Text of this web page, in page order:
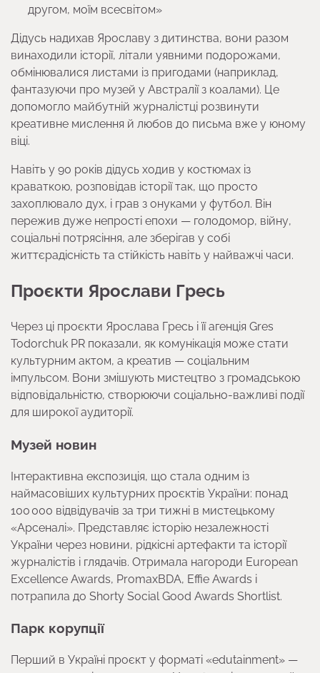
другом, моїм всесвітом»
Дідусь надихав Ярославу з дитинства, вони разом
винаходили історії, літали уявними подорожами,
обмінювалися листами із пригодами (наприклад,
фантазуючи про музей у Австралії з коалами). Це
допомогло майбутній журналістці розвинути
креативне мислення й любов до письма вже у юному
віці.
Навіть у 90 років дідусь ходив у костюмах із
краваткою, розповідав історії так, що просто
захоплювало дух, і грав з онуками у футбол. Він
пережив дуже непрості епохи — голодомор, війну,
соціальні потрясіння, але зберігав у собі
життєрадісність та стійкість навіть у найважчі часи.
Проєкти Ярослави Гресь
Через ці проєкти Ярослава Гресь і її агенція Gres
Todorchuk PR показали, як комунікація може стати
культурним актом, а креатив — соціальним
імпульсом. Вони змішують мистецтво з громадською
відповідальністю, створюючи соціально-важливі події
для широкої аудиторії.
Музей новин
Інтерактивна експозиція, що стала одним із
наймасовіших культурних проєктів України: понад
100 000 відвідувачів за три тижні в мистецькому
«Арсеналі». Представляє історію незалежності
України через новини, рідкісні артефакти та історії
журналістів і глядачів. Отримала нагороди European
Excellence Awards, PromaxBDA, Effie Awards і
потрапила до Shorty Social Good Awards Shortlist.
Парк корупції
Перший в Україні проєкт у форматі «edutainment» —